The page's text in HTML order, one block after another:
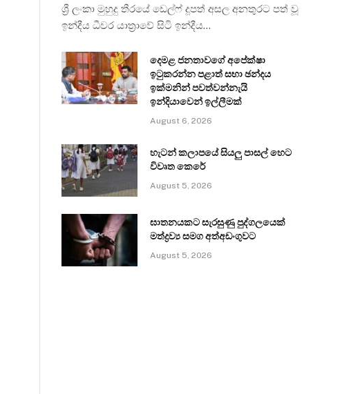
ශ්‍රී ලංකා මුහුදු තීරයේ ඩෙල්ෆ් දූපත් අසල අනතුරට පත් වූ
ඉන්දීය ධීවර යාත්‍රාවේ සිටි ඉන්දීය…
දෙමළ ජනතාවගේ අපේක්ෂා
ඉටුකරන්න පළාත් සභා ඡන්දය
ඉක්මනින් පවත්වන්නැයි
ඉන්දියාවෙන් ඉල්ලීමක්
August 6, 2026
හැටන් කලාපයේ සියලු පාසල් හෙට
විවෘත කෙරේ
August 5, 2026
ඝාතනයකට සැරසුණු පුද්ගලයෙක්
මත්ද්‍රව්‍ය සමග අත්අඩංගුවට
August 5, 2026